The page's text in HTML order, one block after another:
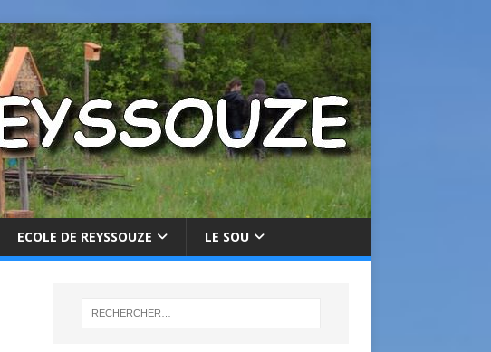
ECOLE DE REYSSOUZE LE SOU